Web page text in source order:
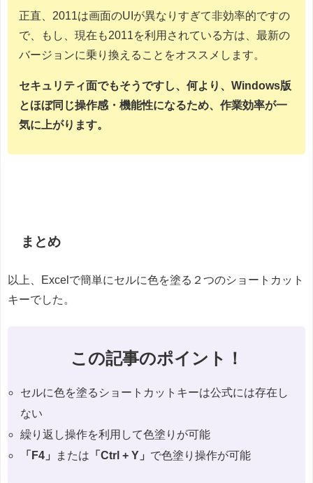
正直、2011は画面のUIが異なりすぎて非効率的ですの
で、もし、現在も2011を利用されている方は、最新の
バージョンに乗り換えることをオススメします。
セキュリティ面でもそうですし、何より、Windows版
とほぼ同じ操作感・機能性になるため、作業効率が一
気に上がります。
まとめ
以上、Excelで簡単にセルに色を塗る２つのショートカット
キーでした。
この記事のポイント！
セルに色を塗るショートカットキーは公式には存在し
ない
繰り返し操作を利用して色塗りが可能
「F4」
または 「Ctrl + Y」 で色塗り操作が可能